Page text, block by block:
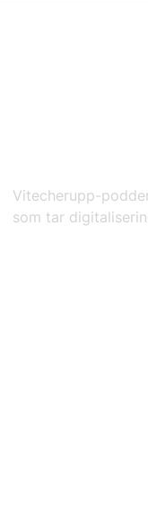
Vitecherupp-
som tar